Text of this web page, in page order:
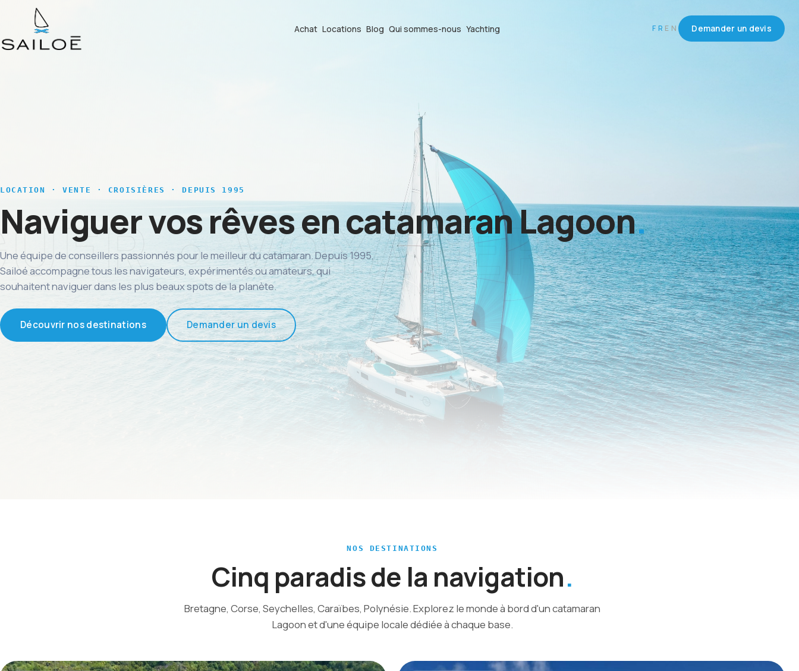
Achat Locations Blog Qui sommes-nous Yachting FR EN Demander un devis
LOCATION · VENTE · CROISIÈRES · DEPUIS 1995
Naviguer vos rêves en catamaran Lagoon
Une équipe de conseillers passionnés pour le meilleur du catamaran. Depuis 1995,
Sailoé accompagne tous les navigateurs, expérimentés ou amateurs, qui
souhaitent naviguer dans les plus beaux spots de la planète.
Découvrir nos destinations Demander un devis
NOS DESTINATIONS
Cinq paradis de la navigation
Bretagne, Corse, Seychelles, Caraïbes, Polynésie. Explorez le monde à bord d'un catamaran
Lagoon et d'une équipe locale dédiée à chaque base.